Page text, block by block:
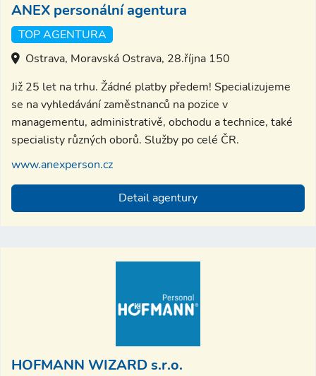
ANEX personální agentura
TOP AGENTURA
Ostrava, Moravská Ostrava, 28.října 150
Již 25 let na trhu. Žádné platby předem! Specializujeme
se na vyhledávání zaměstnanců na pozice v
managementu, administrativě, obchodu a technice, také
specialisty různých oborů. Služby po celé ČR.
www.anexperson.cz
Detail agentury
HOFMANN WIZARD s.r.o.